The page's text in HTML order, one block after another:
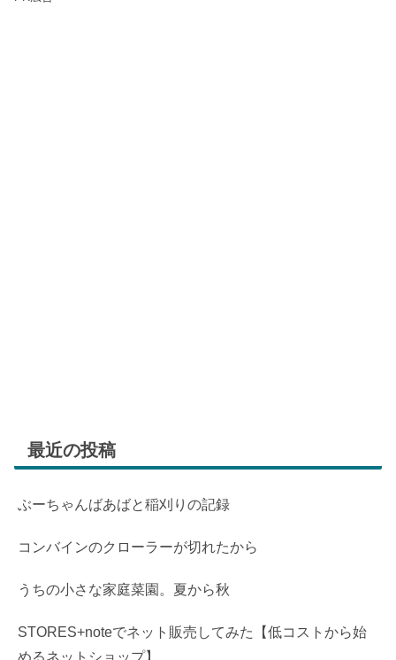
最近の投稿
ぶーちゃんばあばと稲刈りの記録
コンバインのクローラーが切れたから
うちの小さな家庭菜園。夏から秋
STORES+noteでネット販売してみた【低コストから始
めるネットショップ】